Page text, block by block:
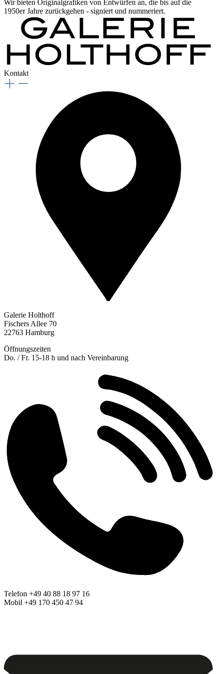
Wir bieten Originalgrafiken von Entwürfen an, die bis auf die
1950er Jahre zurückgehen - signiert und nummeriert.
Kontakt
Galerie Holthoff
Fischers Allee 70
22763 Hamburg
Öffnungszeiten
Do. / Fr. 15-18 h und nach Vereinbarung
Telefon +49 40 88 18 97 16
Mobil +49 170 450 47 94